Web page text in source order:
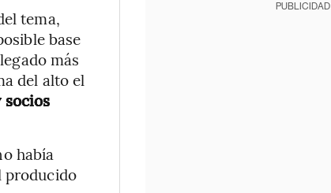
tema,
base
más
del alto el
socios
había
producido
PUBLICIDAD